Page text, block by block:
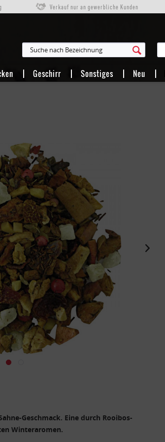
Verkauf nur an gewerbliche Kunden
Geschirr Sonstiges Neu
Geschmack. Eine durch Rooibos-
Winteraromen.